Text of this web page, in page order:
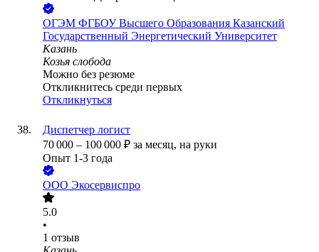
ОГЭМ ФГБОУ Высшего Образования Казанский
Государственный Энергетический Университет
Казань
Козья слобода
Можно без резюме
Откликнитесь среди первых
Откликнуться
Диспетчер логист
70 000 – 100 000 ₽ за месяц, на руки
Опыт 1-3 года
ООО Экосервиспро
5.0
•
1 отзыв